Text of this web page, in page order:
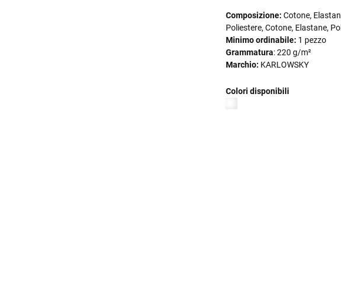
Composizione: Cotone,
Poliestere, Cotone, Elastane,
Minimo ordinabile: 1 pezzo
Grammatura: 220 g/m²
Marchio: KARLOWSKY
Colori disponibili